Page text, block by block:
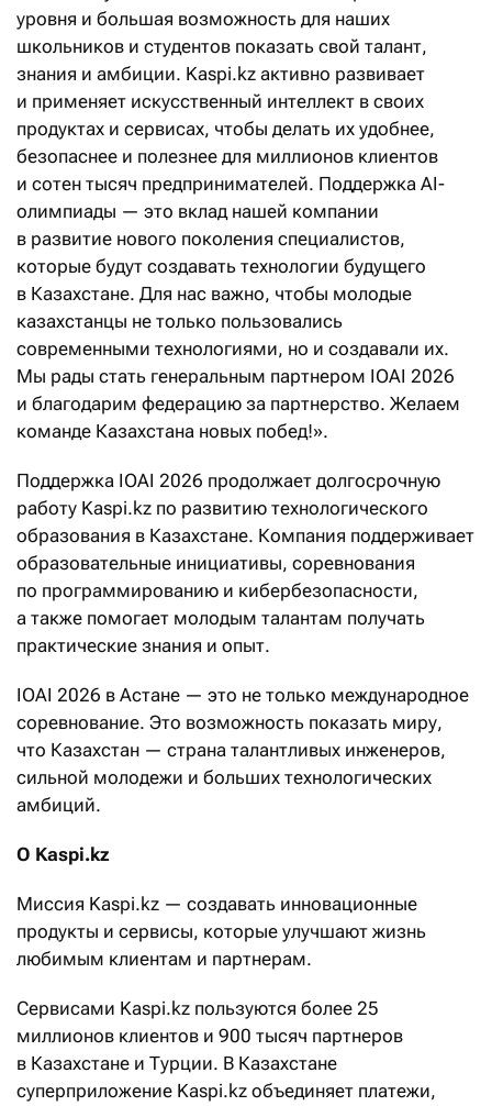
уровня и большая возможность для наших
школьников и студентов показать свой талант,
знания и амбиции. Kaspi.kz активно развивает
и применяет искусственный интеллект в своих
продуктах и сервисах, чтобы делать их удобнее,
безопаснее и полезнее для миллионов клиентов
и сотен тысяч предпринимателей. Поддержка AI-
олимпиады — это вклад нашей компании
в развитие нового поколения специалистов,
которые будут создавать технологии будущего
в Казахстане. Для нас важно, чтобы молодые
казахстанцы не только пользовались
современными технологиями, но и создавали их.
Мы рады стать генеральным партнером IOAI 2026
и благодарим федерацию за партнерство. Желаем
команде Казахстана новых побед!».
Поддержка IOAI 2026 продолжает долгосрочную
работу Kaspi.kz по развитию технологического
образования в Казахстане. Компания поддерживает
образовательные инициативы, соревнования
по программированию и кибербезопасности,
а также помогает молодым талантам получать
практические знания и опыт.
IOAI 2026 в Астане — это не только международное
соревнование. Это возможность показать миру,
что Казахстан — страна талантливых инженеров,
сильной молодежи и больших технологических
амбиций.
О Kaspi.kz
Миссия Kaspi.kz — создавать инновационные
продукты и сервисы, которые улучшают жизнь
любимым клиентам и партнерам.
Сервисами Kaspi.kz пользуются более 25
миллионов клиентов и 900 тысяч партнеров
в Казахстане и Турции. В Казахстане
суперприложение Kaspi.kz объединяет платежи,